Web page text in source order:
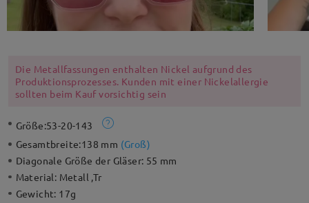
Die Metallfassungen enthalten Nickel aufgrund des
Produktionsprozesses. Kunden mit einer Nickelallergie
sollten beim Kauf vorsichtig sein
Größe:53-20-143
Gesamtbreite:138 mm (Groß)
Diagonale Größe der Gläser: 55 mm
Material: Metall ,Tr
Gewicht: 17g